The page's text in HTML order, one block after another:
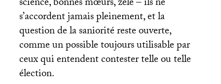
s’accordent jamais pleinement, et la
question de la saniorité reste ouverte,
comme un possible toujours utilisable par
ceux qui entendent contester telle ou telle
élection.